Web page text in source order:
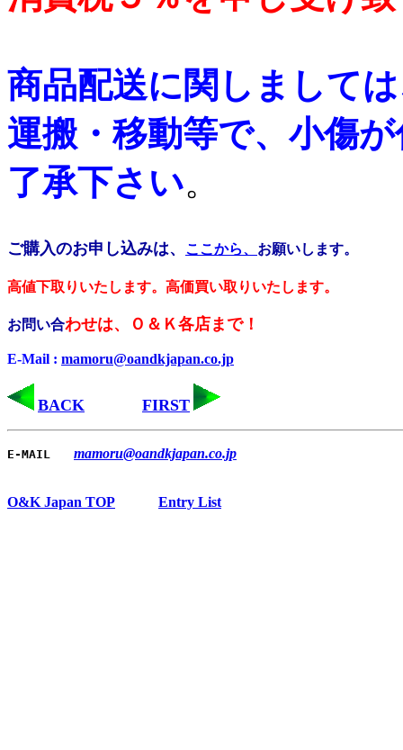
商品配送に関しまして
運搬・移動等で、小傷
了承下さい。
ご購入のお申し込みは、 ここから、 お願いします。
高値下取りいたします。高価買い取りいたします。
お問い合わせは、Ｏ＆Ｋ各店まで！
E-Mail : mamoru@oandkjapan.co.jp
BACK FIRST
E-MAIL mamoru@oandkjapan.co.jp
O&K Japan TOP Entry List